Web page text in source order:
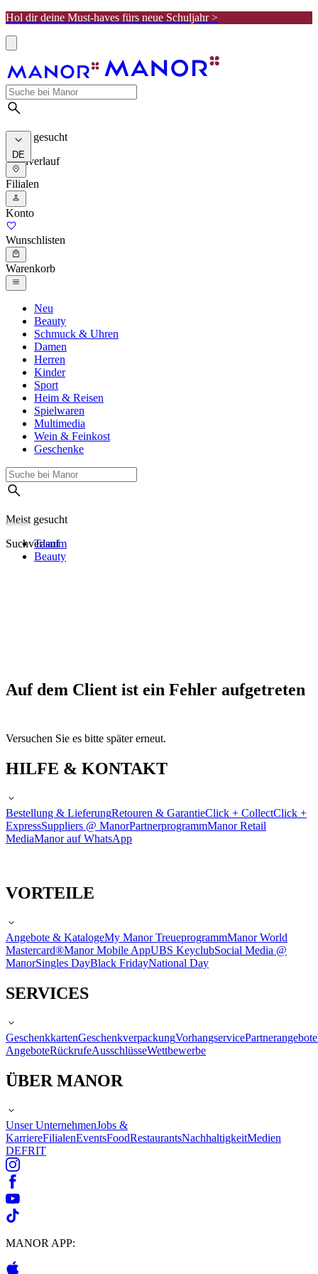
Hol dir deine Must-haves fürs neue Schuljahr >
Meist gesucht
Suchverlauf
DE
Filialen
Konto
Wunschlisten
Warenkorb
Neu
Beauty
Schmuck & Uhren
Damen
Herren
Kinder
Sport
Heim & Reisen
Spielwaren
Multimedia
Wein & Feinkost
Geschenke
Meist gesucht
Suchverlauf
Tasnim
Beauty
Auf dem Client ist ein Fehler aufgetreten
Versuchen Sie es bitte später erneut.
HILFE & KONTAKT
Bestellung & LieferungRetouren & GarantieClick + CollectClick +
ExpressSuppliers @ ManorPartnerprogrammManor Retail
MediaManor auf WhatsApp
VORTEILE
Angebote & KatalogeMy Manor TreueprogrammManor World
Mastercard®Manor Mobile AppUBS KeyclubSocial Media @
ManorSingles DayBlack FridayNational Day
SERVICES
GeschenkkartenGeschenkverpackungVorhangservicePartnerangebote
AngeboteRückrufeAusschlüsseWettbewerbe
ÜBER MANOR
Unser UnternehmenJobs &
KarriereFilialenEventsFoodRestaurantsNachhaltigkeitMedien
DEFRIT
MANOR APP: